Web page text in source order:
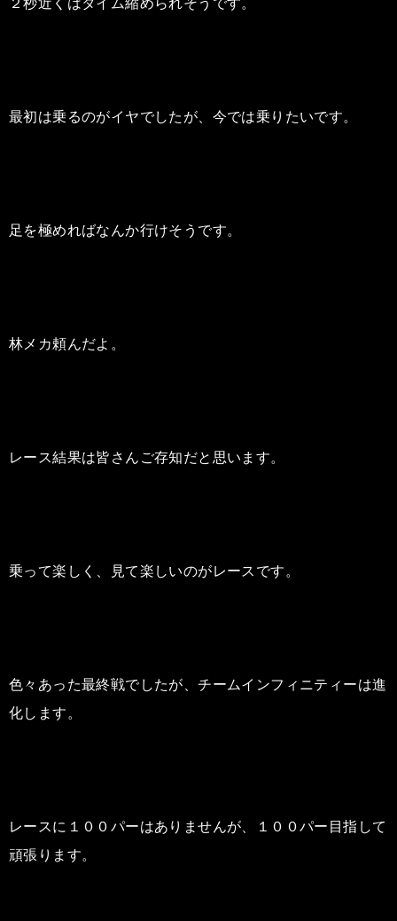
２秒近くはタイム縮められそうです。
最初は乗るのがイヤでしたが、今では乗りたいです。
足を極めればなんか行けそうです。
林メカ頼んだよ。
レース結果は皆さんご存知だと思います。
乗って楽しく、見て楽しいのがレースです。
色々あった最終戦でしたが、チームインフィニティーは進
化します。
レースに１００パーはありませんが、１００パー目指して
頑張ります。